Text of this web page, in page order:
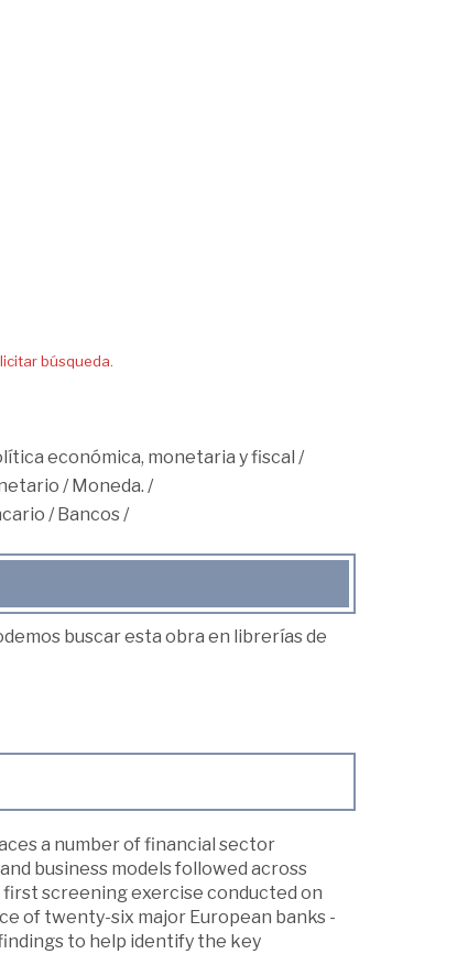
búsqueda.
económica, monetaria y fiscal /
/Moneda. /
/Bancos/
buscar esta obra en librerías de
a number of financial sector
business models followed across
screening exercise conducted on
of twenty-six major European banks -
to help identify the key